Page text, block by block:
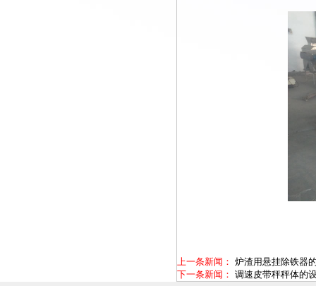
上一条新闻： 炉渣用悬挂除铁器
下一条新闻： 调速皮带秤秤体的